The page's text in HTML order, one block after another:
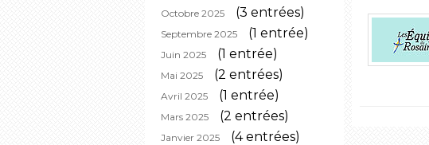
Octobre 2025 (3 entrées)
Septembre 2025 (1 entrée)
Juin 2025 (1 entrée)
Mai 2025 (2 entrées)
Avril 2025 (1 entrée)
Mars 2025 (2 entrées)
Janvier 2025
(4 entrées)